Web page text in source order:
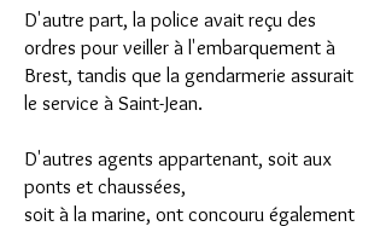
D'autre part, la police avait reçu des
ordres pour veiller à l'embarquement à
Brest, tandis que la gendarmerie assurait
le service à Saint-Jean.
D'autres agents appartenant, soit aux
ponts et chaussées,
soit à la marine, ont concouru également